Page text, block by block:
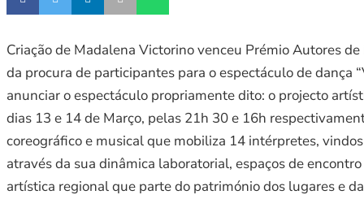
Criação de Madalena Victorino venceu Prémio Autores
da procura de participantes para o espectáculo de dança
anunciar o espectáculo propriamente dito: o projecto
dias 13 e 14 de Março, pelas 21h 30 e 16h
coreográfico e musical que mobiliza 14 intérpretes,
através da sua dinâmica laboratorial, espaços de
artística regional que parte do património dos lugares e